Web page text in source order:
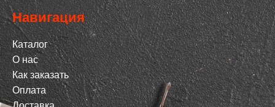
Навигация
Каталог
О нас
Как заказать
Оплата